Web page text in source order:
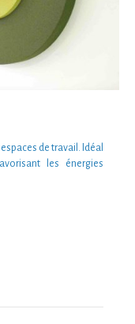
espaces de travail
. Idéal
les énergies